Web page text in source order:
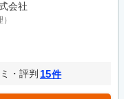
会社
・評判 15件